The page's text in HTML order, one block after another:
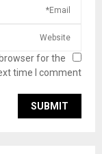
for the
time I comment.